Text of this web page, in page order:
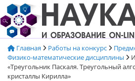
Перейти
к
содержимому
Главная Работы на конкурс
Физико-математические дисциплины
«Треугольник Паскаля. Треугольный
кристаллы Кирилла»